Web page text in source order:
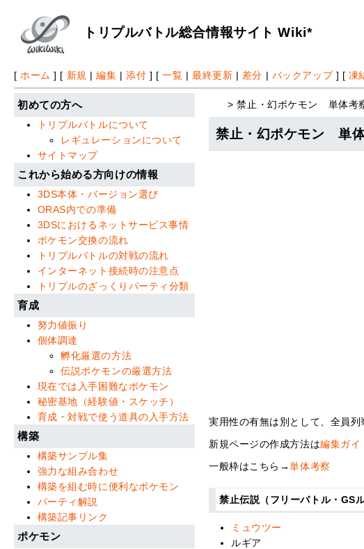
トリプルバトル総合情報サイト Wiki*
[ホーム ] [ 新規 |編集 |添付 ] [一覧 | 最終更新 | 差分 | バックアップ] [ 凍
> 禁止・幻ポケモン 単体考
禁止・幻ポケモン 単
実用性の有無は別として、全員列
新規ページの作成方法は編集ガイ
一般枠はこちら→単体考察
禁止伝説（フリーバトル・GS
ミュウツー
ルギア
初めての方へ
トリプルバトルについて
レギュレーションについて
サイトマップ
これから始める方向けの情報
3DS本体・バージョン選び
ORAS内での準備
3DSにおけるネットサービス事情
ポケモン交換の流れ
トリプルバトルの対戦の流れ
インターネット接続時の注意点
トリプルのざっくりパーティ分類
育成
努力値振り
個体調達
孵化厳選の方法
伝説ポケモンの厳選方法
現在では入手困難なポケモン
秘密基地（経験値・スケッチ）
育成・対戦で使う道具の入手方法
構築
構築サンプル集
強力な組み合わせ
構築を組む時に便利なポケモン
パーティ解説
構築記事リンク
ポケモン